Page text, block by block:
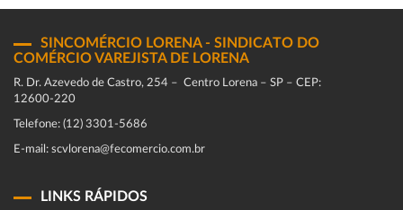
SINCOMÉRCIO LORENA - SINDICATO DO
COMÉRCIO VAREJISTA DE LORENA
R. Dr. Azevedo de Castro, 254 – Centro Lorena – SP – CEP:
12600-220
Telefone: (12) 3301-5686
E-mail: scvlorena@fecomercio.com.br
LINKS RÁPIDOS